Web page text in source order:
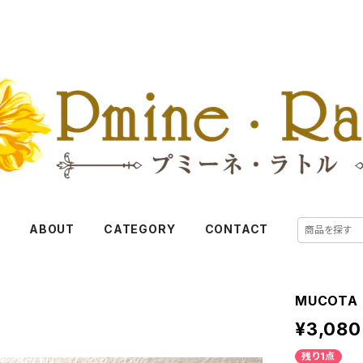
ABOUT CATEGORY CONTACT
MUCOTA
¥3,080
残り1点